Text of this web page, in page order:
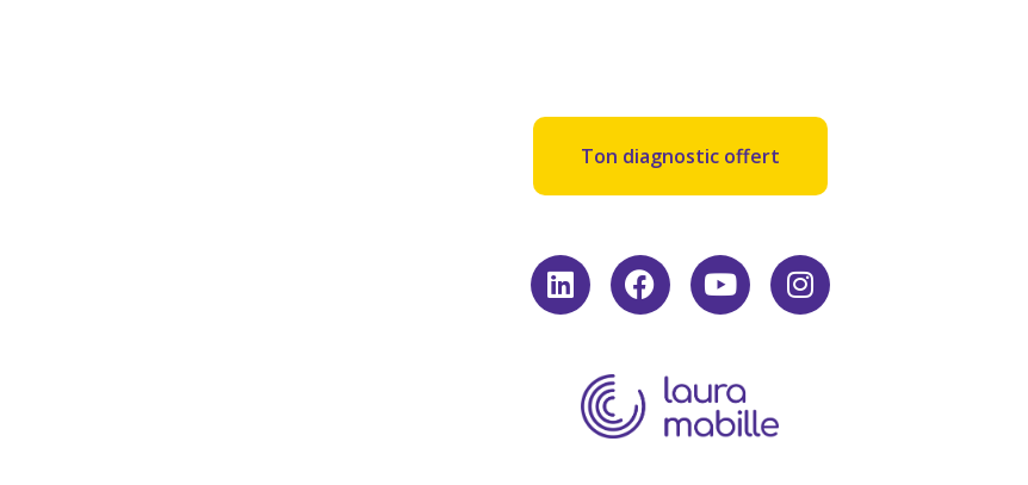
Ton diagnostic offert